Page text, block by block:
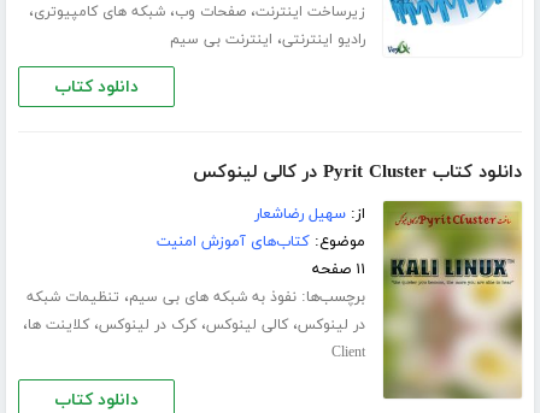
زیرساخت اینترنت،صفحات وب،شبکه های کامپیوتری،
رادیو اینترنتی، اینترنت بی سیم
دانلود کتاب
دانلود کتاب Pyrit Cluster در کالی لینوکس
از:سهیل رضاشعار
موضوع:کتاب‌های آموزش امنیت
۱۱ صفحه
برچسب‌ها:نفوذ به شبکه های بی سیم، تنظیمات شبکه
در لینوکس،کالی لینوکس،کرک در لینوکس،کلاینت ها،
Client
دانلود کتاب